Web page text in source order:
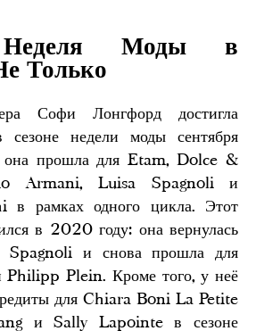
Моды в
Только
Софи Лонгфорд достигла
недели моды сентября
она прошла для Etam, Dolce &
Armani, Luisa Spagnoli и
в рамках одного цикла. Этот
в 2020 году: она вернулась
Spagnoli и снова прошла для
Plein. Кроме того, у неё
для Chiara Boni La Petite
и Sally Lapointe в сезоне